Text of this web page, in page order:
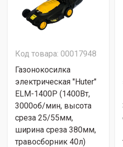
Код товара: 00017948
Газонокосилка
электрическая "Huter"
ELM-1400Р (1400Вт,
3000об/мин, высота
среза 25/55мм,
ширина среза 380мм,
травосборник 40л)